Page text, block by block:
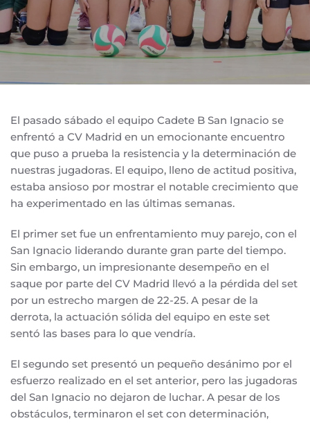
El pasado sábado el equipo Cadete B San Ignacio se
enfrentó a CV Madrid en un emocionante encuentro
que puso a prueba la resistencia y la determinación de
nuestras jugadoras. El equipo, lleno de actitud positiva,
estaba ansioso por mostrar el notable crecimiento que
ha experimentado en las últimas semanas.
El primer set fue un enfrentamiento muy parejo, con el
San Ignacio liderando durante gran parte del tiempo.
Sin embargo, un impresionante desempeño en el
saque por parte del CV Madrid llevó a la pérdida del set
por un estrecho margen de 22-25. A pesar de la
derrota, la actuación sólida del equipo en este set
sentó las bases para lo que vendría.
El segundo set presentó un pequeño desánimo por el
esfuerzo realizado en el set anterior, pero las jugadoras
del San Ignacio no dejaron de luchar. A pesar de los
obstáculos, terminaron el set con determinación,